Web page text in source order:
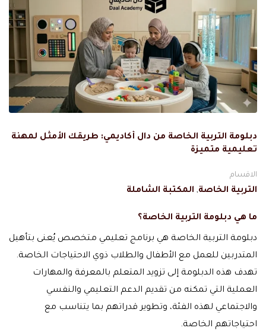
دبلومة التربية الخاصة من دال أكاديمي: طريقك الأمثل لمهنة
تعليمية متميزة
الاقسام
التربية الخاصة, المكتبة الشاملة
ما هي دبلومة التربية الخاصة؟
دبلومة التربية الخاصة هي برنامج تعليمي متخصص يُعنى بتأهيل
المتدربين للعمل مع الأطفال والطلاب ذوي الاحتياجات الخاصة.
تهدف هذه الدبلومة إلى تزويد المتعلم بالمعرفة والمهارات
العملية التي تمكنه من تقديم الدعم التعليمي والنفسي
والاجتماعي لهذه الفئة، وتطوير قدراتهم بما يتناسب مع
احتياجاتهم الخاصة.